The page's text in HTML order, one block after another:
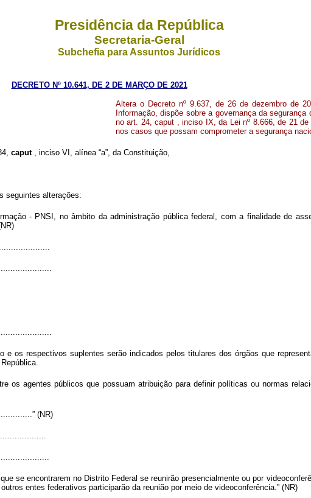
Presidência da República
Secretaria-Geral
Subchefia para Assuntos Jurídicos
DECRETO Nº 10.641, DE 2 DE MARÇO DE 2021
Altera o Decreto nº 9.637, de 26 de dezembro de
Informação, dispõe sobre a governança da
no art. 24, caput , inciso IX, da Lei nº 8.666, de 21
nos casos que possam comprometer a segurança
caput , inciso VI, alínea “a”, da Constituição,
seguintes alterações:
- PNSI, no âmbito da administração pública federal, com a finalidade de
e os respectivos suplentes serão indicados pelos titulares dos órgãos que
os agentes públicos que possuam atribuição para definir políticas ou normas
(NR)
se encontrarem no Distrito Federal se reunirão presencialmente ou por
entes federativos participarão da reunião por meio de videoconferência.” (NR)